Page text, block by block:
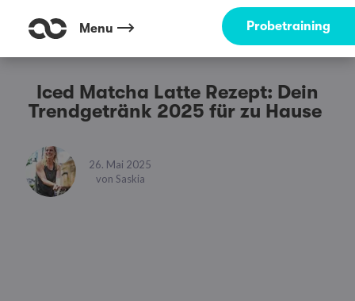
Menu Probetraining
Iced Matcha Latte Rezept: Dein
Trendgetränk 2025 für zu Hause
26. Mai 2025
von Saskia